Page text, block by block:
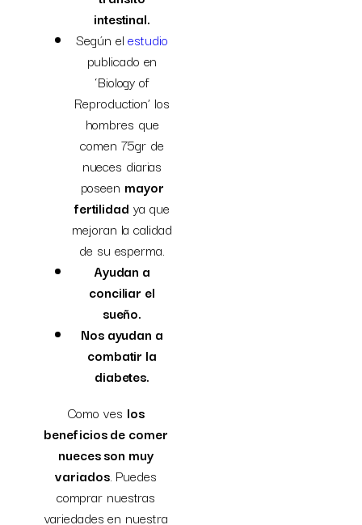
intestinal.
Según elestudio
publicado en
‘Biology of
Reproduction’ los
hombres que
comen 75gr de
nueces diarias
poseen mayor
fertilidad ya que
mejoran la calidad
de su esperma.
Ayudan a
conciliar el
sueño.
Nos ayudan a
combatir la
diabetes.
Como ves los
beneficios de comer
nueces son muy
variados. Puedes
comprar nuestras
variedades en nuestra